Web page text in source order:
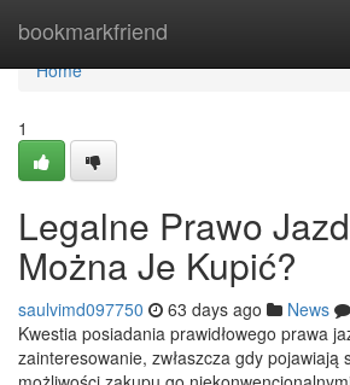
bookmarkfriend
Home
Home
1
Legalne Prawo
Można Je Kupić?
saulvimd097750 63 days ago News
Kwestia posiadania prawidłowego prawa
zainteresowanie, zwłaszcza gdy pojawiają